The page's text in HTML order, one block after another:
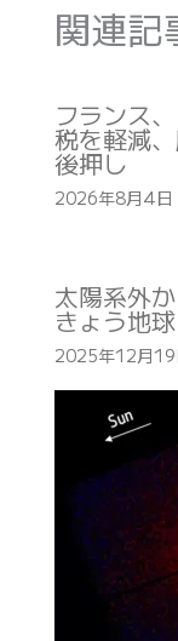
関連記
フランス
税を軽減
後押し
2026年8月4日
太陽系外
きょう地
2025年12月19